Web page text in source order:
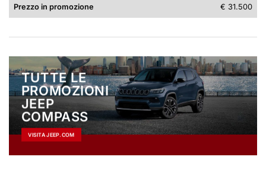
Prezzo in promozione € 31.500
TUTTE LE
PROMOZIONI
JEEP
COMPASS
VISITA JEEP.COM